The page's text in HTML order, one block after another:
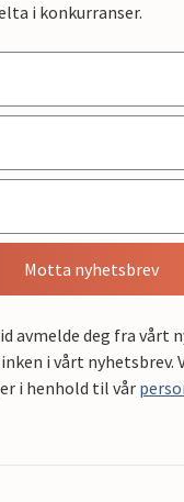
i konkurranser.
Motta nyhetsbrev
avmelde deg fra vårt
i vårt nyhetsbrev.
i henhold til vår